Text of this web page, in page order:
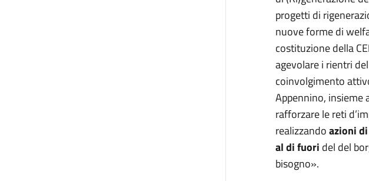
progetti di
nuove forme di
costituzione della
agevolare i rientri
coinvolgimento
Appennino, insieme
rafforzare le reti
realizzandoazioni
al di fuori del del
bisogno».